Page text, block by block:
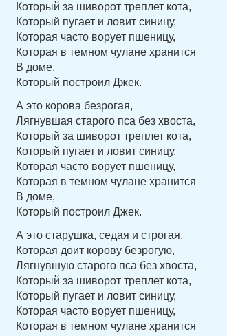
Который за шиворот треплет кота,
Который пугает и ловит синицу,
Которая часто ворует пшеницу,
Которая в темном чулане хранится
В доме,
Который построил Джек.
А это корова безрогая,
Лягнувшая старого пса без хвоста,
Который за шиворот треплет кота,
Который пугает и ловит синицу,
Которая часто ворует пшеницу,
Которая в темном чулане хранится
В доме,
Который построил Джек.
А это старушка, седая и строгая,
Которая доит корову безрогую,
Лягнувшую старого пса без хвоста,
Который за шиворот треплет кота,
Который пугает и ловит синицу,
Которая часто ворует пшеницу,
Которая в темном чулане хранится